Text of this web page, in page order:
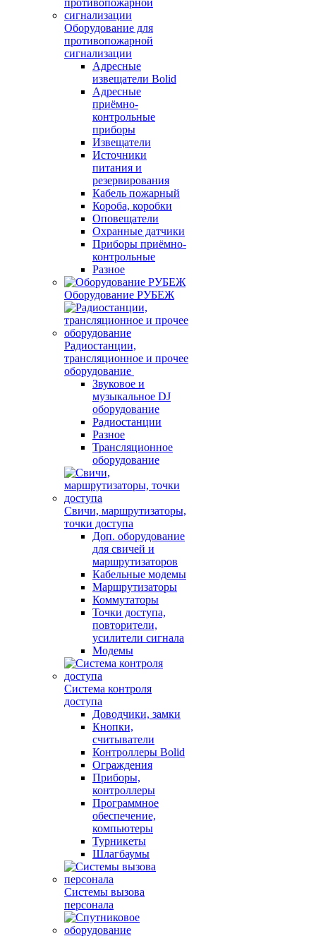
Оборудование для
противопожарной
сигнализации
Адресные
извещатели Bolid
Адресные
приёмно-
контрольные
приборы
Извещатели
Источники
питания и
резервирования
Кабель пожарный
Короба, коробки
Оповещатели
Охранные датчики
Приборы приёмно-
контрольные
Разное
Оборудование РУБЕЖ
Радиостанции,
трансляционное и прочее
оборудование
Звуковое и
музыкальное DJ
оборудование
Радиостанции
Разное
Трансляционное
оборудование
Свичи, маршрутизаторы,
точки доступа
Доп. оборудование
для свичей и
маршрутизаторов
Кабельные модемы
Маршрутизаторы
Коммутаторы
Точки доступа,
повторители,
усилители сигнала
Модемы
Система контроля
доступа
Доводчики, замки
Кнопки,
считыватели
Контроллеры Bolid
Ограждения
Приборы,
контроллеры
Программное
обеспечение,
компьютеры
Турникеты
Шлагбаумы
Системы вызова
персонала